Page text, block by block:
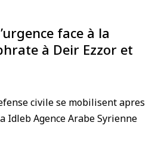
face à la
à Deir Ezzor et